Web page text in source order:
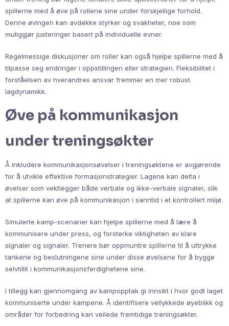
spillerne med å øve på rollene sine under forskjellige forhold.
Denne øvingen kan avdekke styrker og svakheter, noe som
muliggjør justeringer basert på individuelle evner.
Regelmessige diskusjoner om roller kan også hjelpe spillerne med å
tilpasse seg endringer i oppstillingen eller strategien. Fleksibilitet i
forståelsen av hverandres ansvar fremmer en mer robust
lagdynamikk.
Øve på kommunikasjon
under treningsøkter
Å inkludere kommunikasjonsøvelser i treningsøktene er avgjørende
for å utvikle effektive formasjonstrategier. Lagene kan delta i
øvelser som vektlegger både verbale og ikke-verbale signaler, slik
at spillerne kan øve på kommunikasjon i sanntid i et kontrollert miljø.
Simulerte kamp-scenarier kan hjelpe spillerne med å lære å
kommunisere under press, og forsterke viktigheten av klare
signaler og signaler. Trenere bør oppmuntre spillerne til å uttrykke
tankene og beslutningene sine under disse øvelsene for å bygge
selvtillit i kommunikasjonsferdighetene sine.
I tillegg kan gjennomgang av kampopptak gi innsikt i hvor godt laget
kommuniserte under kampene. Å identifisere vellykkede øyeblikk og
områder for forbedring kan veilede fremtidige treningsøkter.